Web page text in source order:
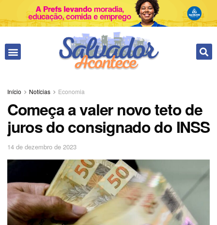
Início Notícias Economia
Começa a valer novo teto de
juros do consignado do INSS
14 de dezembro de 2023